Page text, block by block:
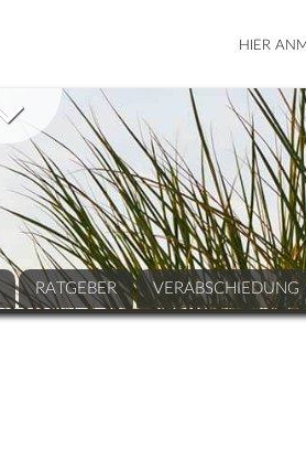
HIER
RATGEBER VERABSCHIEDUNG